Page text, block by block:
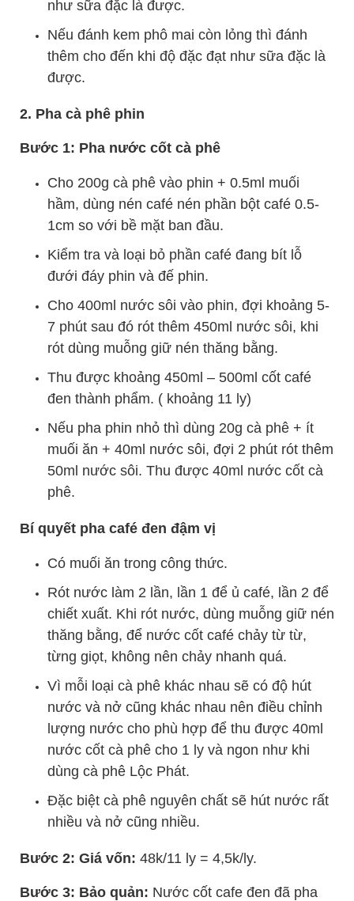
như sữa đặc là được.
Nếu đánh kem phô mai còn lỏng thì đánh
thêm cho đến khi độ đặc đạt như sữa đặc là
được.
2. Pha cà phê phin
Bước 1: Pha nước cốt cà phê
Cho 200g cà phê vào phin + 0.5ml muối
hầm, dùng nén café nén phần bột café 0.5-
1cm so với bề mặt ban đầu.
Kiểm tra và loại bỏ phần café đang bít lỗ
đưới đáy phin và đế phin.
Cho 400ml nước sôi vào phin, đợi khoảng 5-
7 phút sau đó rót thêm 450ml nước sôi, khi
rót dùng muỗng giữ nén thăng bằng.
Thu được khoảng 450ml – 500ml cốt café
đen thành phẩm. ( khoảng 11 ly)
Nếu pha phin nhỏ thì dùng 20g cà phê + ít
muối ăn + 40ml nước sôi, đợi 2 phút rót thêm
50ml nước sôi. Thu được 40ml nước cốt cà
phê.
Bí quyết pha café đen đậm vị
Có muối ăn trong công thức.
Rót nước làm 2 lần, lần 1 để ủ café, lần 2 để
chiết xuất. Khi rót nước, dùng muỗng giữ nén
thăng bằng, để nước cốt café chảy từ từ,
từng giọt, không nên chảy nhanh quá.
Vì mỗi loại cà phê khác nhau sẽ có độ hút
nước và nở cũng khác nhau nên điều chỉnh
lượng nước cho phù hợp để thu được 40ml
nước cốt cà phê cho 1 ly và ngon như khi
dùng cà phê Lộc Phát.
Đặc biệt cà phê nguyên chất sẽ hút nước rất
nhiều và nở cũng nhiều.
Bước 2: Giá vốn: 48k/11 ly = 4,5k/ly.
Bước 3: Bảo quản: Nước cốt cafe đen đã pha